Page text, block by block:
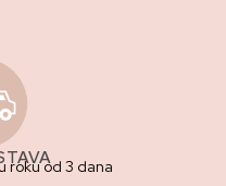
roku od 3 dana